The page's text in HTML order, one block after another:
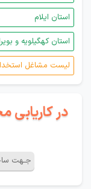
استان ایلام
استان کهگیلویه و
لیست مشاغل
در کاریابی
جـهت